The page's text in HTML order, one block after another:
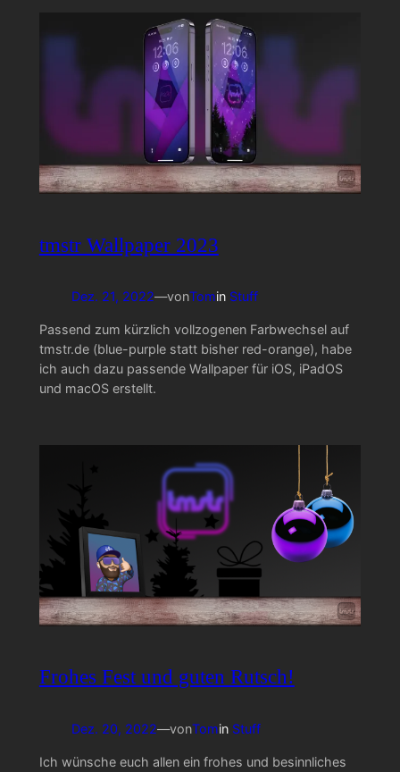
tmstr Wallpaper 2023
Dez. 21, 2022—vonTomin Stuff
Passend zum kürzlich vollzogenen Farbwechsel auf
tmstr.de (blue-purple statt bisher red-orange), habe
ich auch dazu passende Wallpaper für iOS, iPadOS
und macOS erstellt.
Frohes Fest und guten Rutsch!
Dez. 20, 2022—vonTomin Stuff
Ich wünsche euch allen ein frohes und besinnliches